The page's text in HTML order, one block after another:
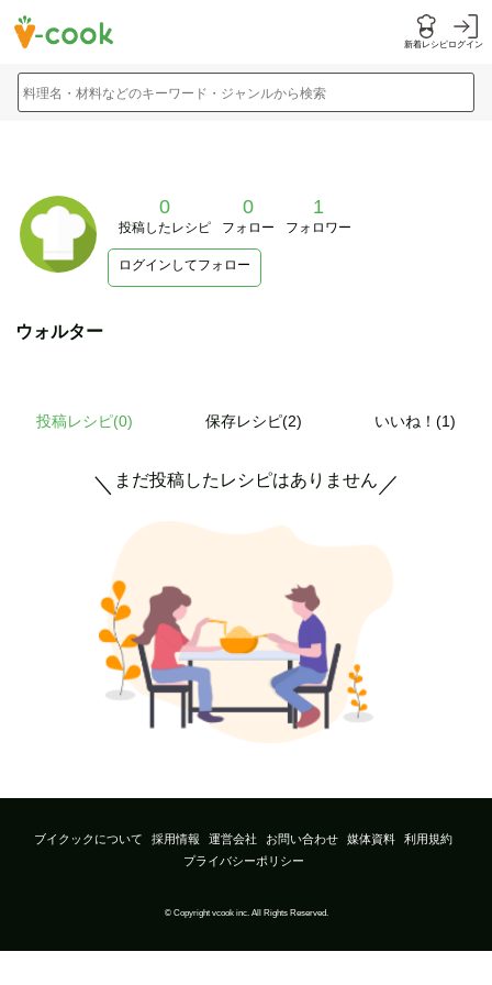
新着レシピログイン
料理名・材料などのキーワード・ジャンルから検索
0
投稿したレシピ
0
フォロー
1
フォロワー
ログインしてフォロー
ウォルター
投稿レシピ(0) 保存レシピ(2) いいね！(1)
＼ まだ投稿したレシピはありません ／
ブイクックについて 採用情報 運営会社 お問い合わせ 媒体資料
利用規約
プライバシーポリシー
© Copyright vcook inc. All Rights Reserved.